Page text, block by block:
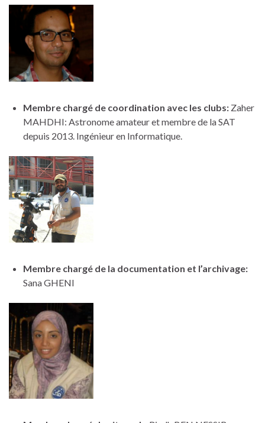
Membre chargé de coordination avec les clubs: Zaher
MAHDHI: Astronome amateur et membre de la SAT
depuis 2013. Ingénieur en Informatique.
Membre chargé de la documentation et l’archivage:
Sana GHENI